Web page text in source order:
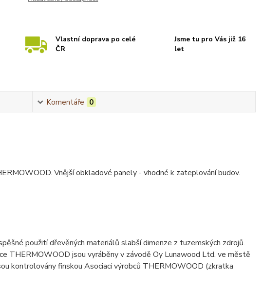
Vlastní doprava po celé
ČR
Jsme tu pro Vás již 16
let
Komentáře 0
Vnější obkladové panely - vhodné k zateplování budov.
použití dřevěných materiálů slabší dimenze z tuzemských zdrojů.
THERMOWOOD jsou vyráběny v závodě Oy Lunawood Ltd. ve městě
kontrolovány finskou Asociací výrobců THERMOWOOD (zkratka